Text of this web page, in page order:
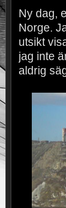
Ny dag,
Norge.
utsikt
jag inte
aldrig